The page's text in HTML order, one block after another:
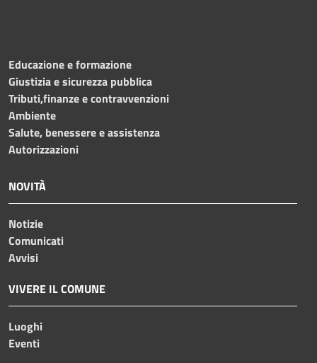
Educazione e formazione
Giustizia e sicurezza pubblica
Tributi,finanze e contravvenzioni
Ambiente
Salute, benessere e assistenza
Autorizzazioni
NOVITÀ
Notizie
Comunicati
Avvisi
VIVERE IL COMUNE
Luoghi
Eventi